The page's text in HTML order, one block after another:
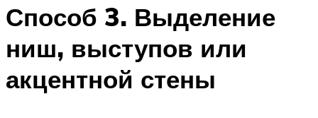
Способ 3. Выделение
ниш, выступов или
акцентной стены